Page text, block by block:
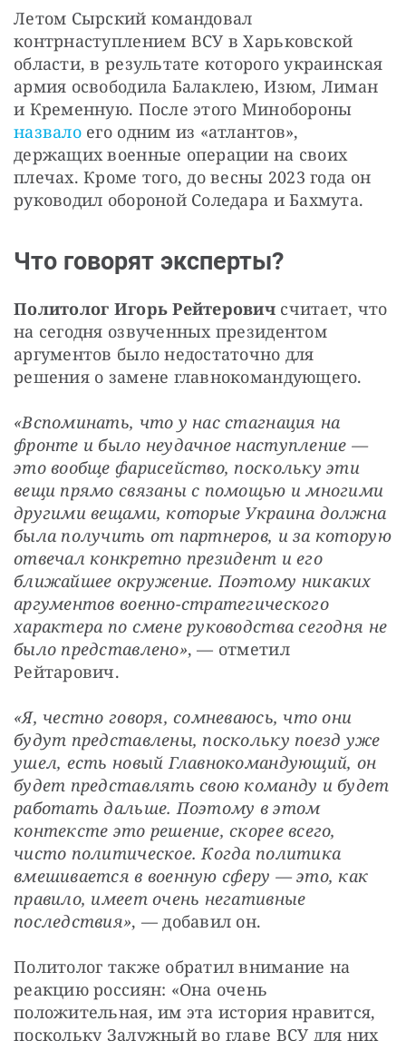
Летом Сырский командовал
контрнаступлением ВСУ в Харьковской
области, в результате которого украинская
армия освободила Балаклею, Изюм, Лиман
назвало его одним из «атлантов»,
держащих военные операции на своих
плечах. Кроме того, до весны 2023 года он
руководил обороной Соледара и Бахмута.
Что говорят эксперты?
Политолог Игорь Рейтерович считает, что
на сегодня озвученных президентом
аргументов было недостаточно для
решения о замене главнокомандующего.
«Вспоминать, что у нас стагнация на
фронте и было неудачное наступление —
это вообще фарисейство, поскольку эти
вещи прямо связаны с помощью и многими
другими вещами, которые Украина должна
была получить от партнеров, и за которую
отвечал конкретно президент и его
ближайшее окружение. Поэтому никаких
аргументов военно-стратегического
характера по смене руководства сегодня не
было представлено», — отметил
Рейтарович.
«Я, честно говоря, сомневаюсь, что они
будут представлены, поскольку поезд уже
ушел, есть новый Главнокомандующий, он
будет представлять свою команду и будет
работать дальше. Поэтому в этом
контексте это решение, скорее всего,
чисто политическое. Когда политика
вмешивается в военную сферу — это, как
правило, имеет очень негативные
последствия», — добавил он.
Политолог также обратил внимание на
реакцию россиян: «Она очень
положительная, им эта история нравится,
поскольку Залужный во главе ВСУ для них